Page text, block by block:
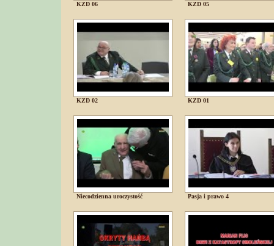
KZD 06 KZD 05
KZD 02 KZD 01
Niecodzienna uroczystość Pasja i prawo 4